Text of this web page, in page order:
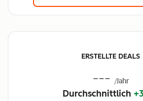
ERSTELLTE DEALS
--- /Jahr
Durchschnittlich